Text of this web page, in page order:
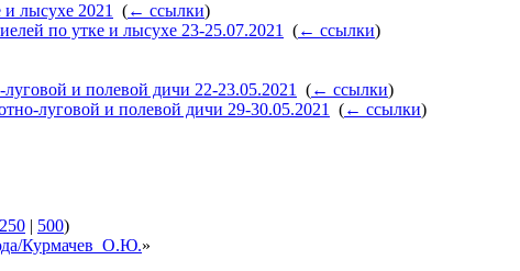
лысухе 2021
(← ссылки)
по утке и лысухе 23-25.07.2021
(← ссылки)
и полевой дичи 22-23.05.2021
(← ссылки)
луговой и полевой дичи 29-30.05.2021
(← ссылки)
250 | 500)
Курмачев_О.Ю.»